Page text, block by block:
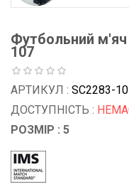
Футбольний м'яч
107
АРТИКУЛ : SC2283-
ДОСТУПНІСТЬ :
РОЗМІР : 5